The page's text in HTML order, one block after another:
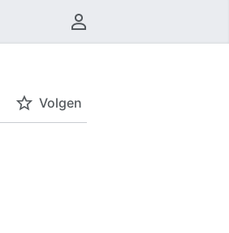
Gebruikersmenu
Volgen